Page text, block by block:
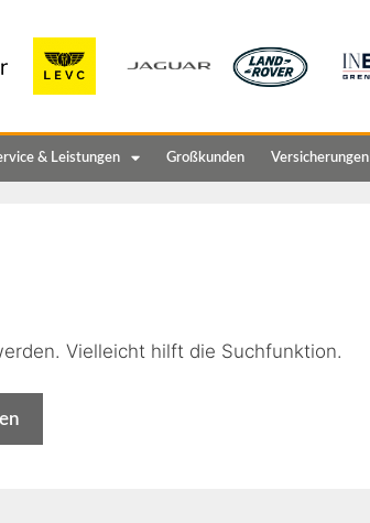
& Leistungen Großkunden Versicherungen
Vielleicht hilft die Suchfunktion.